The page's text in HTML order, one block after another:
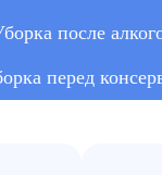
после
перед